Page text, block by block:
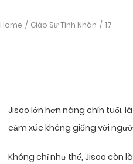
Home Giáo Sư Tình Nhân 17
Jisoo lớn hơn nàng chín tuổi,
cảm xúc không giống với
Không chỉ như thế, Jisoo còn